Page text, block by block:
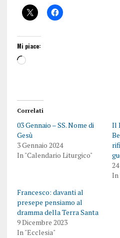
Mi piace:
Correlati
03 Gennaio – SS. Nome di
Gesù
3 Gennaio 2024
In "Calendario Liturgico"
Il
In
Francesco: davanti al
presepe pensiamo al
dramma della Terra Santa
9 Dicembre 2023
In "Ecclesia"